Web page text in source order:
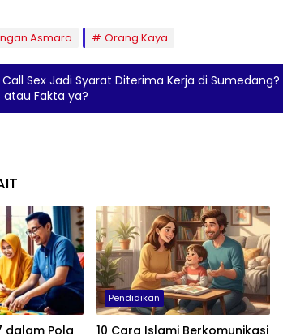
Asmara Orang Kaya
Sex Jadi Syarat Diterima Kerja di Sumedang?
atau Fakta ya?
dalam Pola
Pendidikan
10 Cara Islami Berkomunikasi